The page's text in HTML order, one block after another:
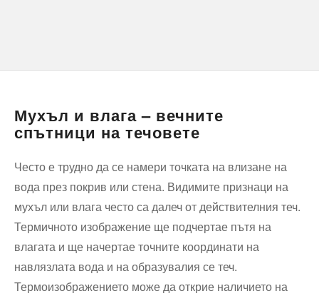
Мухъл и влага – вечните
спътници на течовете
Често е трудно да се намери точката на влизане на
вода през покрив или стена. Видимите признаци на
мухъл или влага често са далеч от действителния теч.
Термичното изображение ще подчертае пътя на
влагата и ще начертае точните координати на
навлязлата вода и на образувалия се теч.
Термоизображението може да открие наличието на